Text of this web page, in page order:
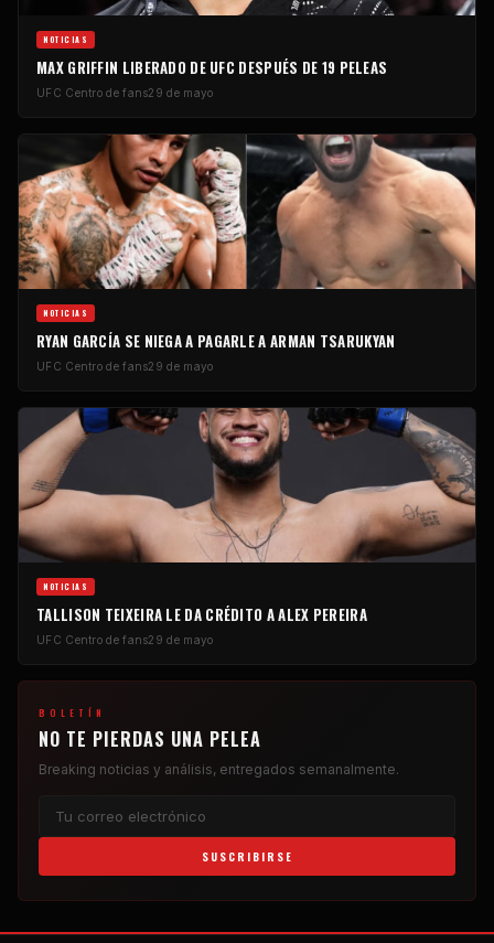
NOTICIAS
MAX GRIFFIN LIBERADO DE UFC DESPUÉS DE 19 PELEAS
UFC Centro de fans29 de mayo
NOTICIAS
RYAN GARCÍA SE NIEGA A PAGARLE A ARMAN TSARUKYAN
UFC Centro de fans29 de mayo
NOTICIAS
TALLISON TEIXEIRA LE DA CRÉDITO A ALEX PEREIRA
UFC Centro de fans29 de mayo
BOLETÍN
NO TE PIERDAS UNA PELEA
Breaking noticias y análisis, entregados semanalmente.
SUSCRIBIRSE